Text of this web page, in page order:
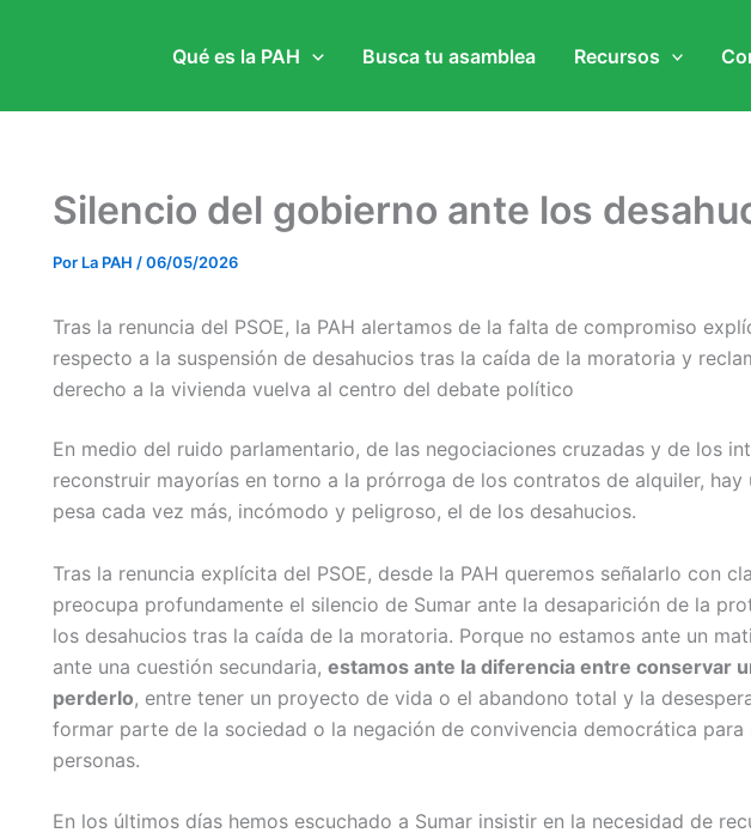
Qué es la PAH Busca tu asamblea Recursos
Silencio del gobierno ante los
Por La PAH /06/05/2026
Tras la renuncia del PSOE, la PAH alertamos de la falta de compromiso
respecto a la suspensión de desahucios tras la caída de la moratoria y
derecho a la vivienda vuelva al centro del debate político
En medio del ruido parlamentario, de las negociaciones cruzadas y de los
reconstruir mayorías en torno a la prórroga de los contratos de alquiler, hay
pesa cada vez más, incómodo y peligroso, el de los desahucios.
Tras la renuncia explícita del PSOE, desde la PAH queremos señalarlo con
preocupa profundamente el silencio de Sumar ante la desaparición de la
los desahucios tras la caída de la moratoria. Porque no estamos ante un
ante una cuestión secundaria, estamos ante la diferencia entre conservar
perderlo, entre tener un proyecto de vida o el abandono total y la
formar parte de la sociedad o la negación de convivencia democrática para
personas.
En los últimos días hemos escuchado a Sumar insistir en la necesidad de